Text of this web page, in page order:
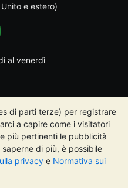
di parti terze) per registrare
a capire come i visitatori
più pertinenti le pubblicità
di più, è possibile
privacy e Normativa sui
e estero)
al venerdì